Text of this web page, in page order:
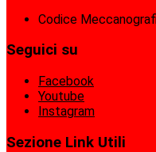
Codice
Seguici su
Facebook
Youtube
Instagram
Sezione Link Utili